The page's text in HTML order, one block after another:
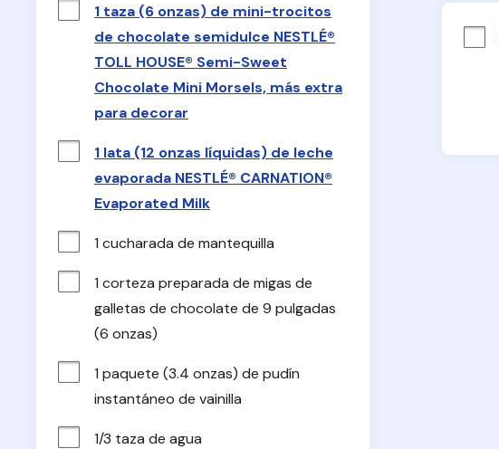
1 taza (6 onzas) de mini-trocitos
de chocolate semidulce NESTLÉ®
TOLL HOUSE® Semi-Sweet
Chocolate Mini Morsels, más extra
para decorar
1 lata (12 onzas líquidas) de leche
evaporada NESTLÉ® CARNATION®
Evaporated Milk
1 cucharada de mantequilla
1 corteza preparada de migas de
galletas de chocolate de 9 pulgadas
(6 onzas)
1 paquete (3.4 onzas) de pudín
instantáneo de vainilla
1/3 taza de agua